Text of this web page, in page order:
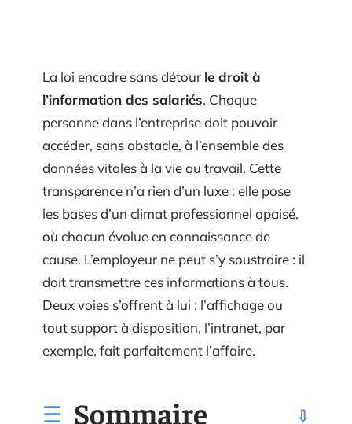
La loi encadre sans détour le droit à
l’information des salariés. Chaque
personne dans l’entreprise doit pouvoir
accéder, sans obstacle, à l’ensemble des
données vitales à la vie au travail. Cette
transparence n’a rien d’un luxe : elle pose
les bases d’un climat professionnel apaisé,
où chacun évolue en connaissance de
cause. L’employeur ne peut s’y soustraire : il
doit transmettre ces informations à tous.
Deux voies s’offrent à lui : l’affichage ou
tout support à disposition, l’intranet, par
exemple, fait parfaitement l’affaire.
Sommaire